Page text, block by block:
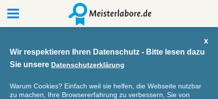
x
Wir respektieren Ihren Datenschutz - Bitte lesen dazu
Sie unsere Datenschutzerklärung
Warum Cookies? Einfach weil sie helfen, die Webseite nutzbar
zu machen, Ihre Browsererfahrung zu verbessern, Sie von